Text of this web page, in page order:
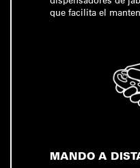
que facilita el
MANDO A